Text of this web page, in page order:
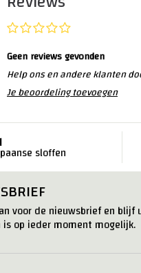
Geen reviews gevonden
Help ons en andere klanten
Je beoordeling toevoegen
sloffen
voor de nieuwsbrief en blijf
op ieder moment mogelijk.